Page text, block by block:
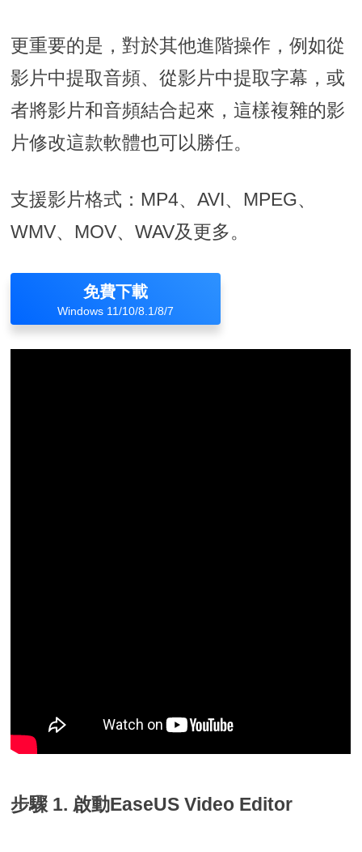
更重要的是，對於其他進階操作，例如從
影片中提取音頻、從影片中提取字幕，或
者將影片和音頻結合起來，這樣複雜的影
片修改這款軟體也可以勝任。
支援影片格式：MP4、AVI、MPEG、
WMV、MOV、WAV及更多。
免費下載
Windows 11/10/8.1/8/7
步驟 1. 啟動EaseUS Video Editor